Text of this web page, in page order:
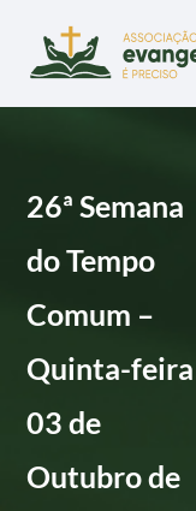
26ª Semana
do Tempo
Comum –
Quinta-feira
03 de
Outubro de